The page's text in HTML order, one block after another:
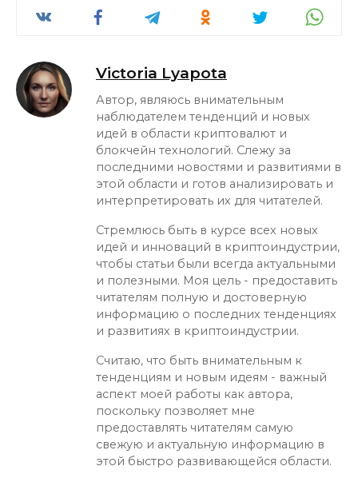
Victoria Lyapota
Автор, являюсь внимательным
наблюдателем тенденций и новых
идей в области криптовалют и
блокчейн технологий. Слежу за
последними новостями и развитиями в
этой области и готов анализировать и
интерпретировать их для читателей.
Стремлюсь быть в курсе всех новых
идей и инноваций в криптоиндустрии,
чтобы статьи были всегда актуальными
и полезными. Моя цель - предоставить
читателям полную и достоверную
информацию о последних тенденциях
и развитиях в криптоиндустрии.
Считаю, что быть внимательным к
тенденциям и новым идеям - важный
аспект моей работы как автора,
поскольку позволяет мне
предоставлять читателям самую
свежую и актуальную информацию в
этой быстро развивающейся области.